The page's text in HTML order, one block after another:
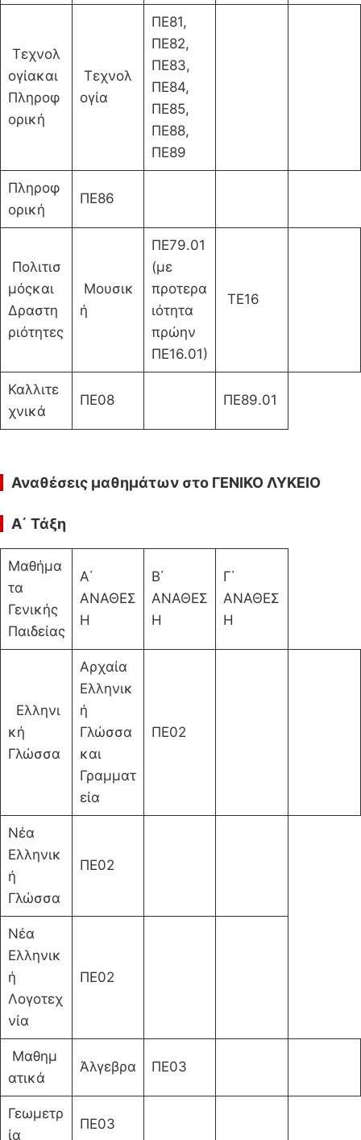
Τεχνολ
ογίακαι
Πληροφ
ορική
Τεχνολ
ογία
ΠΕ81,
ΠΕ82,
ΠΕ83,
ΠΕ84,
ΠΕ85,
ΠΕ88,
ΠΕ89
Πληροφ
ορική
ΠΕ86
Πολιτισ
μόςκαι
Δραστη
ριότητες
Μουσικ
ή
ΠΕ79.01
(με
προτερα
ιότητα
πρώην
ΠΕ16.01)
ΤΕ16
Καλλιτε
χνικά
ΠΕ08 ΠΕ89.01
Αναθέσεις μαθημάτων στο ΓΕΝΙΚΟ ΛΥΚΕΙΟ
Α΄ Τάξη
Μαθήμα
τα
Γενικής
Παιδείας
Α΄
ΑΝΑΘΕΣ
Η
Β΄
ΑΝΑΘΕΣ
Η
Γ΄
ΑΝΑΘΕΣ
Η
Ελληνι
κή
Γλώσσα
Αρχαία
Ελληνικ
ή
Γλώσσα
και
Γραμματ
εία
ΠΕ02
Νέα
Ελληνικ
ή
Γλώσσα
ΠΕ02
Νέα
Ελληνικ
ή
Λογοτεχ
νία
ΠΕ02
Μαθημ
ατικά
Άλγεβρα ΠΕ03
Γεωμετρ
ία
ΠΕ03